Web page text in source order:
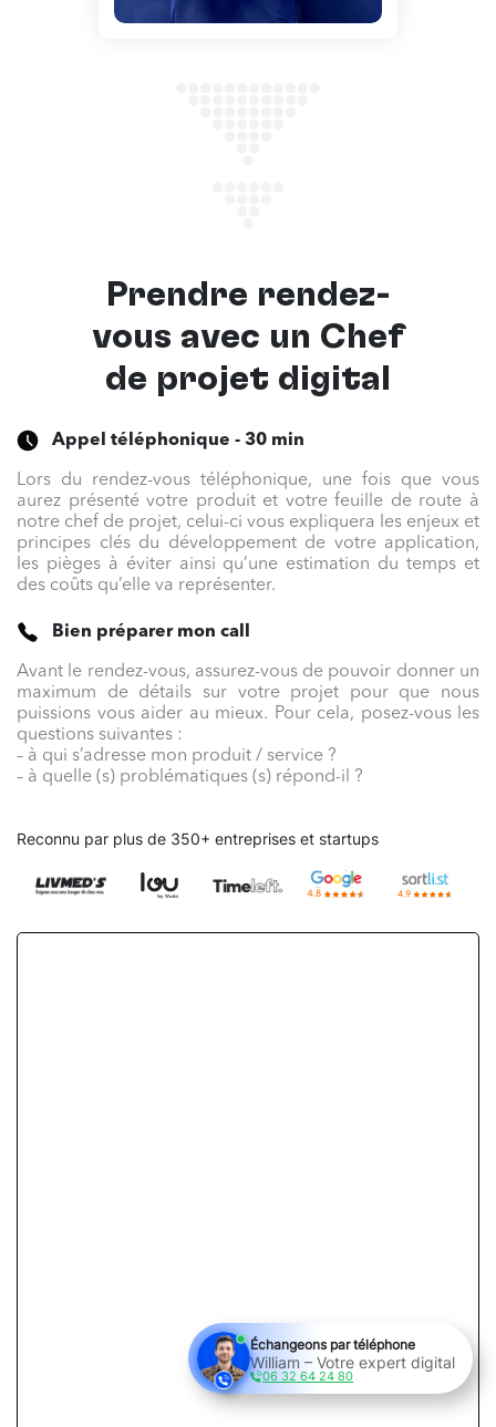
Prendre rendez-
vous avec un Chef
de projet digital
Appel téléphonique - 30 min
Lors du rendez-vous téléphonique, une fois que vous
aurez présenté votre produit et votre feuille de route à
notre chef de projet, celui-ci vous expliquera les enjeux et
principes clés du développement de votre application,
les pièges à éviter ainsi qu’une estimation du temps et
des coûts qu’elle va représenter.
Bien préparer mon call
Avant le rendez-vous, assurez-vous de pouvoir donner un
maximum de détails sur votre projet pour que nous
puissions vous aider au mieux. Pour cela, posez-vous les
questions suivantes :
– à qui s’adresse mon produit / service ?
– à quelle (s) problématiques (s) répond-il ?
Reconnu par plus de 350+ entreprises et startups
Échangeons par téléphone
William – Votre expert digital
06 32 64 24 80